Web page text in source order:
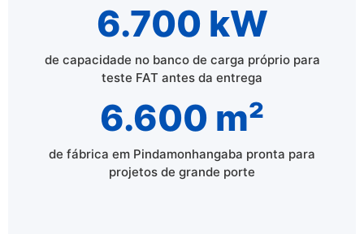
6.700 kW
de capacidade no banco de carga próprio para
teste FAT antes da entrega
6.600 m²
de fábrica em Pindamonhangaba pronta para
projetos de grande porte